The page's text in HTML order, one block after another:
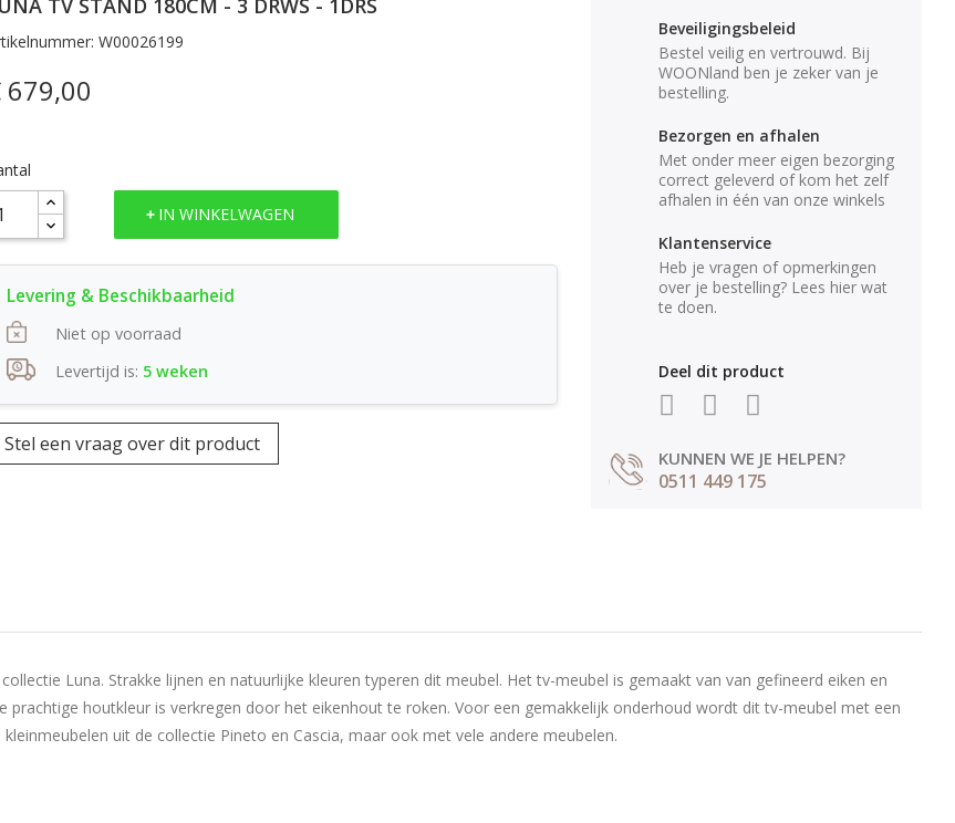
W00026199
679,00
IN WINKELWAGEN
Niet op voorraad
Levertijd is: 5 weken
Stel een vraag over dit product
Beveiligingsbeleid
Bestel veilig en vertrouwd. Bij
WOONland ben je zeker van je
bestelling.
Bezorgen en afhalen
Met onder meer eigen bezorging
correct geleverd of kom het zelf
afhalen in één van onze winkels
Klantenservice
Heb je vragen of opmerkingen
over je bestelling? Lees hier wat
te doen.
Deel dit product
KUNNEN WE JE HELPEN?
0511 449 175
Luna. Strakke lijnen en natuurlijke kleuren typeren dit meubel. Het tv-meubel is gemaakt van van gefineerd eiken en
houtkleur is verkregen door het eikenhout te roken. Voor een gemakkelijk onderhoud wordt dit tv-meubel met een
uit de collectie Pineto en Cascia, maar ook met vele andere meubelen.